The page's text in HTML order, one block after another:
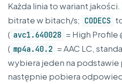
Każda linia to wariant jakości.
bitrate w bitach/s; CODECS
( avc1.640028 = High Profile
( mp4a.40.2 = AAC LC,
wybiera jeden na
następnie pobiera